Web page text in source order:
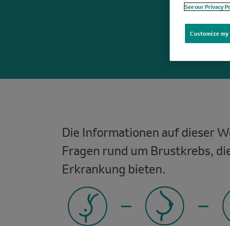
Die Informationen auf dieser
Fragen rund um Brustkrebs,
Erkrankung bieten.
See our Privacy
Customize